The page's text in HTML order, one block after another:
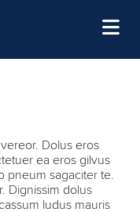
Dolus eros
ea eros gilvus
pneum sagaciter te.
Dignissim dolus
ludus mauris